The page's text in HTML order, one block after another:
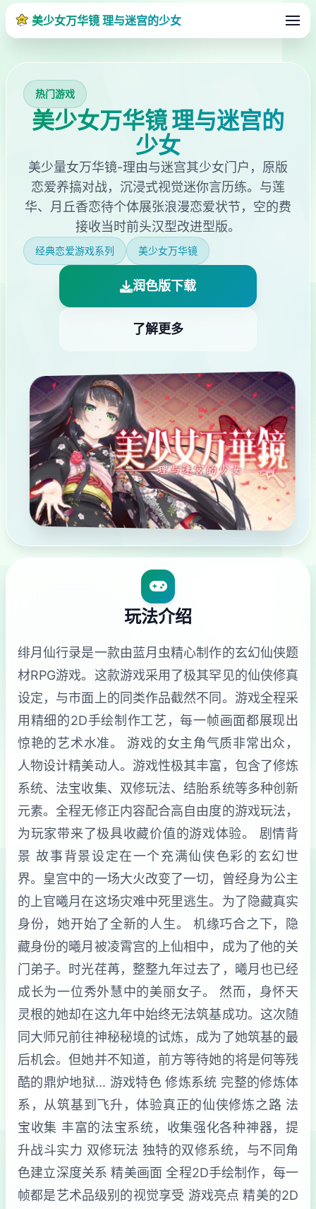
美少女万华镜 理与迷宫的少女
热门游戏
美少女万华镜 理与迷宫的
少女
美少量女万华镜-理由与迷宫其少女门户，原版
恋爱养搞对战，沉浸式视觉迷你言历练。与莲
华、月丘香恋待个体展张浪漫恋爱状节，空的费
接收当时前头汉型改进型版。
经典恋爱游戏系列 美少女万华镜
润色版下载
了解更多
玩法介绍
绯月仙行录是一款由蓝月虫精心制作的玄幻仙侠题
材RPG游戏。这款游戏采用了极其罕见的仙侠修真
设定，与市面上的同类作品截然不同。游戏全程采
用精细的2D手绘制作工艺，每一帧画面都展现出
惊艳的艺术水准。 游戏的女主角气质非常出众，
人物设计精美动人。游戏性极其丰富，包含了修炼
系统、法宝收集、双修玩法、结胎系统等多种创新
元素。全程无修正内容配合高自由度的游戏玩法，
为玩家带来了极具收藏价值的游戏体验。 剧情背
景 故事背景设定在一个充满仙侠色彩的玄幻世
界。皇宫中的一场大火改变了一切，曾经身为公主
的上官曦月在这场灾难中死里逃生。为了隐藏真实
身份，她开始了全新的人生。 机缘巧合之下，隐
藏身份的曦月被凌霄宫的上仙相中，成为了他的关
门弟子。时光荏苒，整整九年过去了，曦月也已经
成长为一位秀外慧中的美丽女子。 然而，身怀天
灵根的她却在这九年中始终无法筑基成功。这次随
同大师兄前往神秘秘境的试炼，成为了她筑基的最
后机会。但她并不知道，前方等待她的将是何等残
酷的鼎炉地狱... 游戏特色 修炼系统 完整的修炼体
系，从筑基到飞升，体验真正的仙侠修炼之路 法
宝收集 丰富的法宝系统，收集强化各种神器，提
升战斗实力 双修玩法 独特的双修系统，与不同角
色建立深度关系 精美画面 全程2D手绘制作，每一
帧都是艺术品级别的视觉享受 游戏亮点 精美的2D